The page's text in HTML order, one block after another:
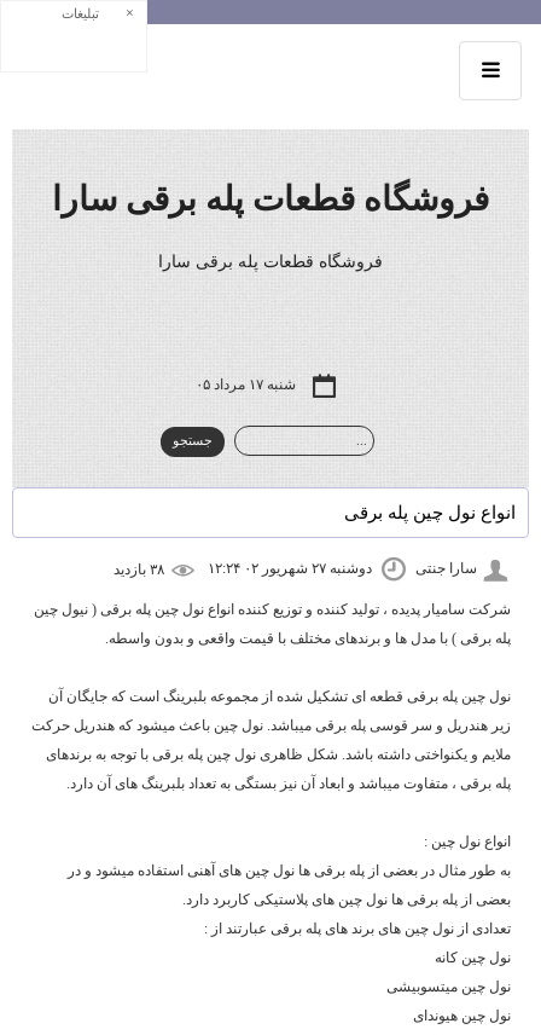
فروشگاه قطعات پله برقی سارا
فروشگاه قطعات پله برقی سارا
شنبه ۱۷ مرداد ۰۵
انواع نول چین پله برقی
سارا جنتی دوشنبه ۲۷ شهریور ۰۲ ۱۲:۲۴
شرکت سامیار پدیده ، تولید کننده و توزیع کننده انواع نول چین پله برقی ( نیول چین
پله برقی ) با مدل ها و برندهای مختلف با قیمت واقعی و بدون واسطه.
نول چین پله برقی قطعه ای تشکیل شده از مجموعه بلبرینگ است که جایگان آن
زیر هندریل و سر قوسی پله برقی میباشد. نول چین باعث میشود که هندریل حرکت
ملایم و یکنواختی داشته باشد. شکل ظاهری نول چین پله برقی با توجه به برندهای
پله برقی ، متفاوت میباشد و ابعاد آن نیز بستگی به تعداد بلبرینگ های آن دارد.
انواع نول چین :
به طور مثال در بعضی از پله برقی ها نول چین های آهنی استفاده میشود و در
بعضی از پله برقی ها نول چین های پلاستیکی کاربرد دارد.
تعدادی از نول چین های برند های پله برقی عبارتند از :
نول چین کانه
نول چین میتسوبیشی
نول چین هیوندای
تبلیغات ×